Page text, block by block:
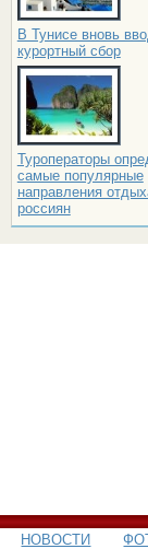
В Тунисе вновь
курортный сбор
Туроператоры
самые популярные
направления
россиян
НОВОСТИ